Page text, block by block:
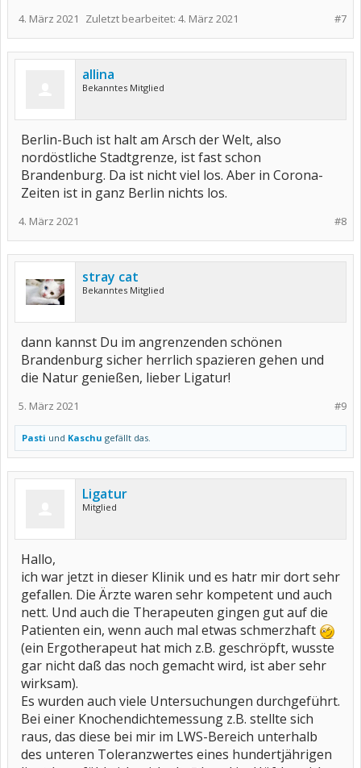
#7
4. März 2021 Zuletzt bearbeitet: 4. März 2021
allina
Bekanntes Mitglied
Berlin-Buch ist halt am Arsch der Welt, also
nordöstliche Stadtgrenze, ist fast schon
Brandenburg. Da ist nicht viel los. Aber in Corona-
Zeiten ist in ganz Berlin nichts los.
#8
4. März 2021
stray cat
Bekanntes Mitglied
dann kannst Du im angrenzenden schönen
Brandenburg sicher herrlich spazieren gehen und
die Natur genießen, lieber Ligatur!
#9
5. März 2021
Pasti und Kaschu gefällt das.
Ligatur
Mitglied
Hallo,
ich war jetzt in dieser Klinik und es hatr mir dort sehr
gefallen. Die Ärzte waren sehr kompetent und auch
nett. Und auch die Therapeuten gingen gut auf die
Patienten ein, wenn auch mal etwas schmerzhaft
(ein Ergotherapeut hat mich z.B. geschröpft, wusste
gar nicht daß das noch gemacht wird, ist aber sehr
wirksam).
Es wurden auch viele Untersuchungen durchgeführt.
Bei einer Knochendichtemessung z.B. stellte sich
raus, das diese bei mir im LWS-Bereich unterhalb
des unteren Toleranzwertes eines hundertjährigen